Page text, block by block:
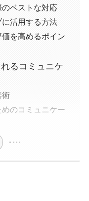
ベストな対応
活用する方法
を高めるポイン
るコミュニケ
術
のコミュニケー